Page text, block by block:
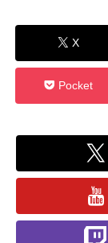
X
Pocket